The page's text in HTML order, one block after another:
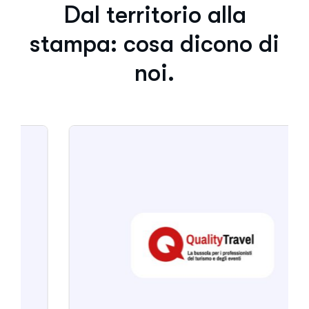
Dal territorio alla
stampa: cosa dicono di
noi.